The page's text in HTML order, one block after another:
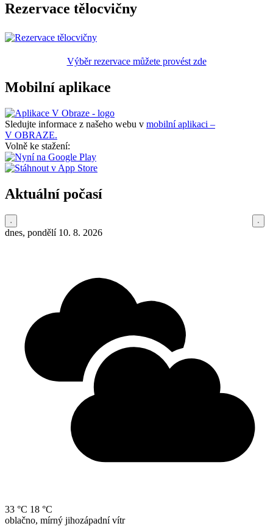
Rezervace tělocvičny
Výběr rezervace můžete provést zde
Mobilní aplikace
Sledujte informace z našeho webu v mobilní aplikaci –
V OBRAZE.
Volně ke stažení:
Aktuální počasí
dnes, pondělí 10. 8. 2026
33 °C 18 °C
oblačno, mírný jihozápadní vítr